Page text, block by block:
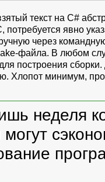
текст на C#
потребуется явно
через
файла. В любом
построения
Хлопот минимум,
неделя
могут